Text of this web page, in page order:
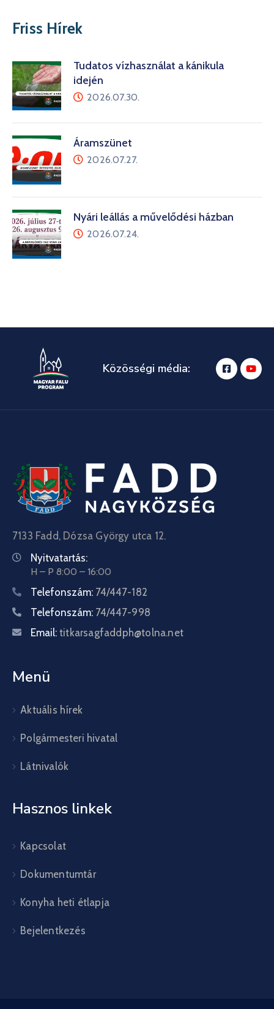
Friss Hírek
Tudatos vízhasználat a kánikula
idején
2026.07.30.
Áramszünet
2026.07.27.
Nyári leállás a művelődési házban
2026.07.24.
Közösségi média:
7133 Fadd, Dózsa György utca 12.
Nyitvatartás:
H – P 8:00 – 16:00
Telefonszám: 74/447-182
Telefonszám: 74/447-998
Email: titkarsagfaddph@tolna.net
Menü
Aktuális hírek
Polgármesteri hivatal
Látnivalók
Hasznos linkek
Kapcsolat
Dokumentumtár
Konyha heti étlapja
Bejelentkezés